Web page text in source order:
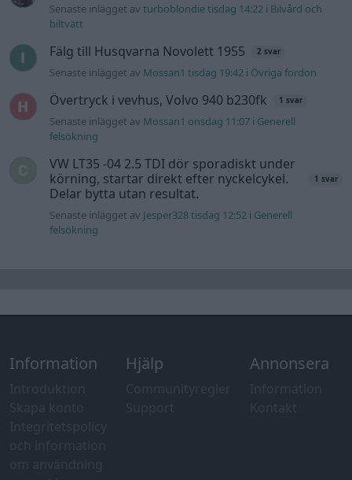
Senaste inlägget avturboblondie tisdag 14:22 i Bilvård och
biltvätt
Fälg till Husqvarna Novolett 1955 2 svar
Senaste inlägget av Mossan1 tisdag 19:42 i Övriga fordon
Övertryck i vevhus, Volvo 940 b230fk 1 svar
Senaste inlägget av Mossan1 onsdag 11:07 i Generell
felsökning
VW LT35 -04 2.5 TDI dör sporadiskt under
körning, startar direkt efter nyckelcykel.
Delar bytta utan resultat.
1 svar
Senaste inlägget av Jesper328 tisdag 12:52 i Generell
felsökning
Information Hjälp Annonsera